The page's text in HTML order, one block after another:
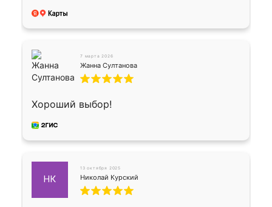
7 марта 2026
Жанна Султанова
Хороший выбор!
НК
13 октября 2025
Николай Курский